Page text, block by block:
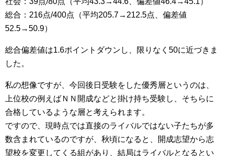
総合：216点/400点（平均205.7→212.5点、偏差値
52.5→50.9）
総合偏差値は1.6ポイントダウンし、限りなく50に近づきま
した。
私の想像ですが、今回後日受験をした優秀層というのは、
上位校の例えばＮＮ開成などと掛け持ち受験し、そちらに
合格しているような層と考えられます。
ですので、現時点では直接のライバルではない子たちが多
数含まれているのですが、秋頃になると、開成志望から志
望校を変更してくる組があり、結局はライバルとなるとい